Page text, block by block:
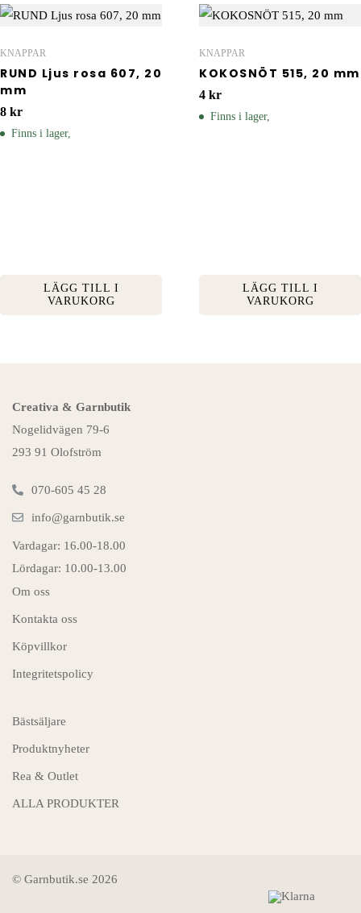
KNAPPAR
RUND Ljus rosa 607, 20
mm
8 kr
Finns i lager,
LÄGG TILL I
VARUKORG
KNAPPAR
KOKOSNÖT 515, 20 mm
4 kr
Finns i lager,
LÄGG TILL I
VARUKORG
Creativa & Garnbutik
Nogelidvägen 79-6
293 91 Olofström
070-605 45 28
info@garnbutik.se
Vardagar: 16.00-18.00
Lördagar: 10.00-13.00
Om oss
Kontakta oss
Köpvillkor
Integritetspolicy
Bästsäljare
Produktnyheter
Rea & Outlet
ALLA PRODUKTER
© Garnbutik.se 2026